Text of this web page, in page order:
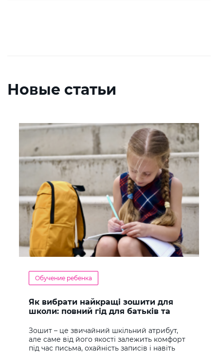
Новые статьи
Обучение ребенка
Як вибрати найкращі зошити для
школи: повний гід для батьків та
Зошит – це звичайний шкільний атрибут,
але саме від його якості залежить комфорт
під час письма, охайність записів і навіть